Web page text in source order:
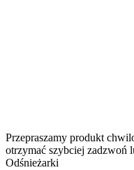
Przepraszamy produkt
otrzymać szybciej zadzwoń
Odśnieżarki